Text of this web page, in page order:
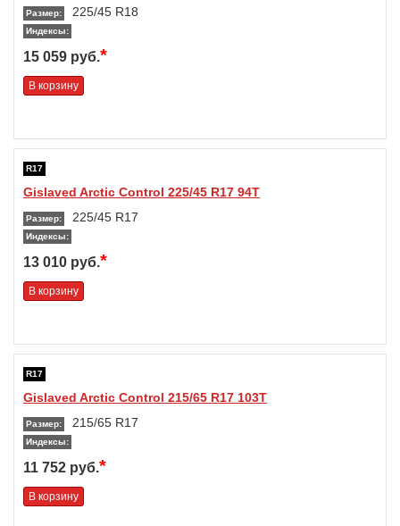
Размер: 225/45 R18
Индексы:
15 059 руб.*
В корзину
R17
Gislaved Arctic Control 225/45 R17 94T
Размер: 225/45 R17
Индексы:
13 010 руб.*
В корзину
R17
Gislaved Arctic Control 215/65 R17 103T
Размер: 215/65 R17
Индексы:
11 752 руб.*
В корзину